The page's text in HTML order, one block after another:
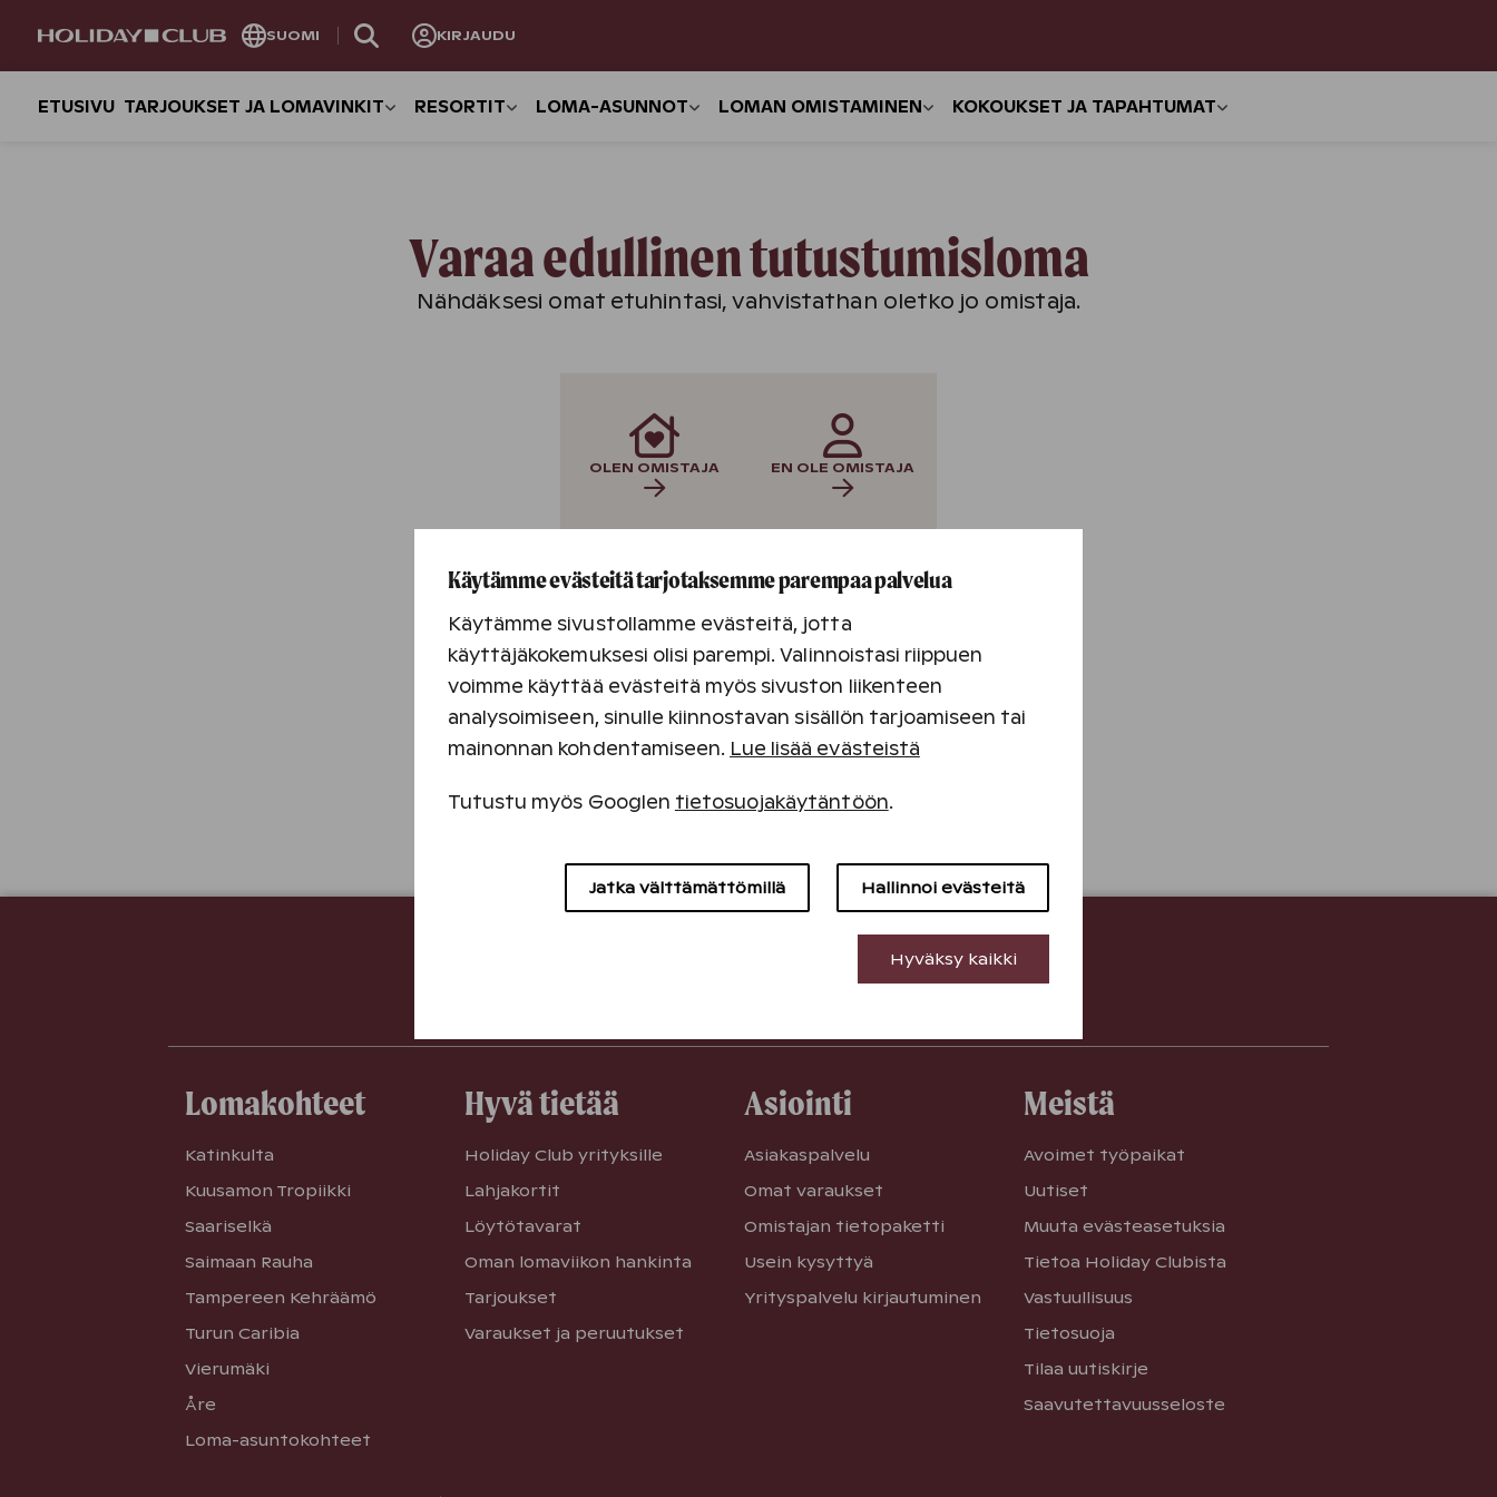
SIVUNAVIGOINTI
SUOMI KIRJAUDU
ETUSIVU TARJOUKSET JA LOMAVINKIT RESORTIT LOMA-ASUNNOT LOMAN OMISTAMINEN KOKOUKSET JA TAPAHTUMAT
Varaa edullinen tutustumisloma
Nähdäksesi omat etuhintasi, vahvistathan oletko jo omistaja.
OLEN OMISTAJA EN OLE OMISTAJA
Seuraa meitä sosiaalisessa mediassa
Lomakohteet
Katinkulta
Kuusamon Tropiikki
Saariselkä
Saimaan Rauha
Tampereen Kehräämö
Turun Caribia
Vierumäki
Åre
Loma-asuntokohteet
Hyvä tietää
Holiday Club yrityksille
Lahjakortit
Löytötavarat
Oman lomaviikon hankinta
Tarjoukset
Varaukset ja peruutukset
Asiointi
Asiakaspalvelu
Omat varaukset
Omistajan tietopaketti
Usein kysyttyä
Yrityspalvelu kirjautuminen
Meistä
Avoimet työpaikat
Uutiset
Muuta evästeasetuksia
Tietoa Holiday Clubista
Vastuullisuus
Tietosuoja
Tilaa uutiskirje
Saavutettavuusseloste
Käytämme evästeitä tarjotaksemme parempaa palvelua
Käytämme sivustollamme evästeitä, jotta
käyttäjäkokemuksesi olisi parempi. Valinnoistasi riippuen
voimme käyttää evästeitä myös sivuston liikenteen
analysoimiseen, sinulle kiinnostavan sisällön tarjoamiseen tai
mainonnan kohdentamiseen. Lue lisää evästeistä
Tutustu myös Googlen tietosuojakäytäntöön.
Suorituskyvyn evästeet
Jatka välttämättömillä Hallinnoi evästeitä
Hyväksy kaikki